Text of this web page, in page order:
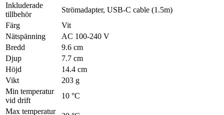
Inkluderade
tillbehör
Strömadapter, USB-C cable (1.5m)
Färg
Vit
Nätspänning
AC 100-240 V
Bredd
9.6 cm
Djup
7.7 cm
Höjd
14.4 cm
Vikt
203 g
Min temperatur
vid drift
10 °C
Max temperatur